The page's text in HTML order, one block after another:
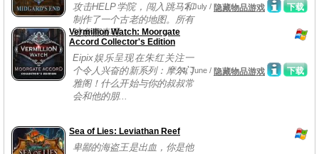
攻击HELP学院，闯入跳马和
制作了一个古老的地图。所有
迹象都表明...
下载
2, July / 隐藏物品游戏
Vermillion Watch: Moorgate
Accord Collector's Edition
Eipix娱乐呈现在朱红关注一
个令人兴奋的新系列：摩尔门
雅阁！什么开始与你的叔叔常
会和他的朋...
下载
24, June / 隐藏物品游戏
Sea of Lies: Leviathan Reef
卑鄙的海盗王是出血，你是他